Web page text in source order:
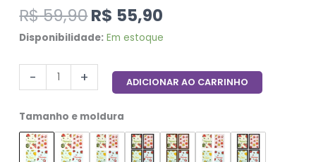
R$59,90R$ 55,90
Disponibilidade: Em estoque
- + ADICIONAR AO CARRINHO
Tamanho e moldura